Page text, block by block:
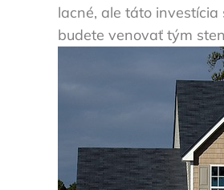
lacné, ale táto
budete venovať tým